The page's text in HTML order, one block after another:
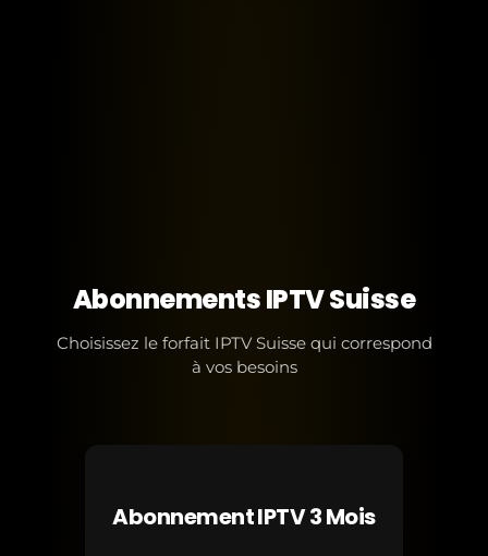
Abonnements IPTV Suisse
Choisissez le forfait IPTV Suisse qui correspond
à vos besoins
Abonnement IPTV 3 Mois